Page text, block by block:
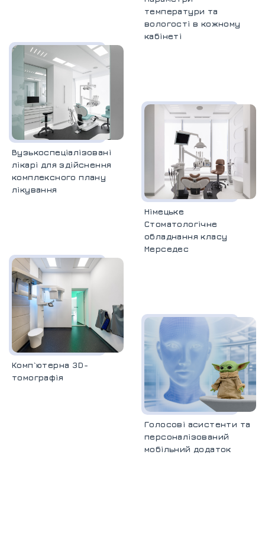
температури та
вологості в кожному
кабінеті
Вузькоспеціалізовані
лікарі для здійснення
комплексного плану
лікування
Німецьке
Стоматологічне
обладнання класу
Мерседес
Комп`ютерна 3D-
томографія
Голосові асистенти та
персоналізований
мобільний додаток